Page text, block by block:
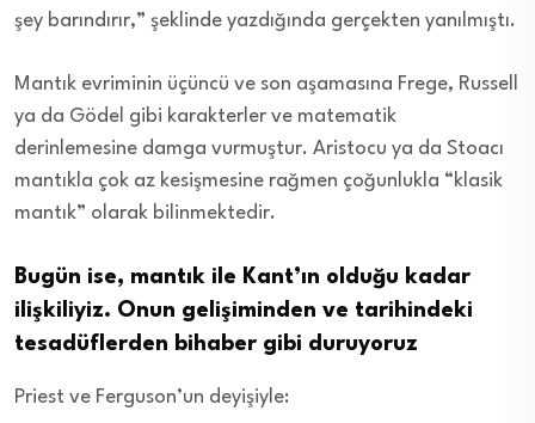
şey barındırır,” şeklinde yazdığında gerçekten yanılmıştı.
Mantık evriminin üçüncü ve son aşamasına Frege, Russell
ya da Gödel gibi karakterler ve matematik
derinlemesine damga vurmuştur. Aristocu ya da Stoacı
mantıkla çok az kesişmesine rağmen çoğunlukla “klasik
mantık” olarak bilinmektedir.
Bugün ise, mantık ile Kant’ın olduğu kadar
ilişkiliyiz. Onun gelişiminden ve tarihindeki
tesadüflerden bihaber gibi duruyoruz
Priest ve Ferguson’un deyişiyle: